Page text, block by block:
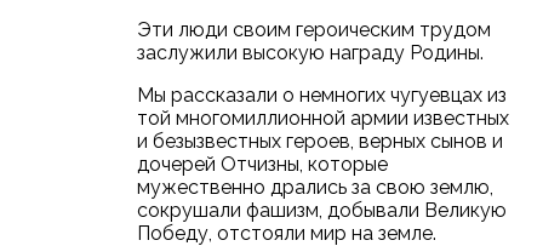
Эти люди своим героическим трудом
заслужили высокую награду Родины.
Мы рассказали о немногих чугуевцах из
той многомиллионной армии известных
и безызвестных героев, верных сынов и
дочерей Отчизны, которые
мужественно дрались за свою землю,
сокрушали фашизм, добывали Великую
Победу, отстояли мир на земле.